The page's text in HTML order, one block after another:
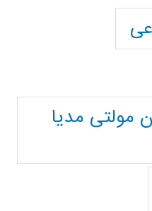
مولتی مدیا